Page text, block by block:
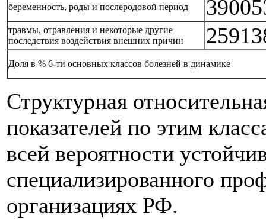
беременность, роды и послеродовой период
травмы, отравления и некоторые другие
последствия воздействия внешних причин
Доля в % 6-ти основных классов болезней в динамике
Структурная
показателей по этим
всей вероятности
специализированного
организациях РФ.